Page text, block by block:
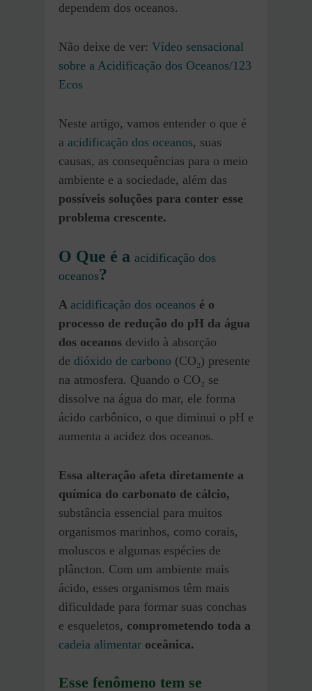
dependem dos oceanos.
Não deixe de ver: Vídeo sensacional
sobre a Acidificação dos Oceanos/123
Ecos
Neste artigo, vamos entender o que é
a acidificação dos oceanos, suas
causas, as consequências para o meio
ambiente e a sociedade, além das
possíveis soluções para conter esse
problema crescente.
O Que é a acidificação dos
oceanos?
A acidificação dos oceanos é o
processo de redução do pH da água
dos oceanos devido à absorção
de dióxido de carbono (CO₂) presente
na atmosfera. Quando o CO₂ se
dissolve na água do mar, ele forma
ácido carbônico, o que diminui o pH e
aumenta a acidez dos oceanos.
Essa alteração afeta diretamente a
química do carbonato de cálcio,
substância essencial para muitos
organismos marinhos, como corais,
moluscos e algumas espécies de
plâncton. Com um ambiente mais
ácido, esses organismos têm mais
dificuldade para formar suas conchas
e esqueletos, comprometendo toda a
cadeia alimentar oceânica.
Esse fenômeno tem se